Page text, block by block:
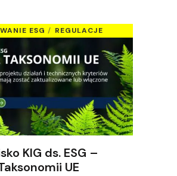
ESG REGULACJE
KIG ds. ESG –
UE